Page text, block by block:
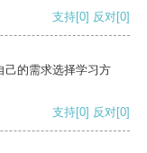
支持[0] 反对[0]
己的需求选择学习方
支持[0] 反对[0]